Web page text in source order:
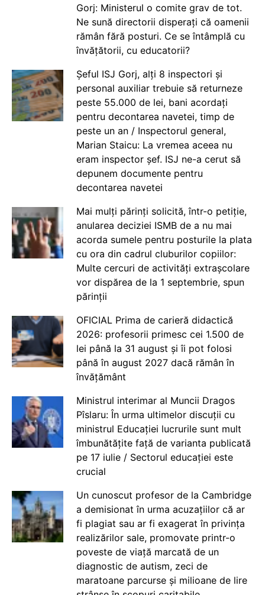
Gorj: Ministerul o comite grav de tot.
Ne sună directorii disperați că oamenii
rămân fără posturi. Ce se întâmplă cu
învățătorii, cu educatorii?
Șeful ISJ Gorj, alți 8 inspectori și
personal auxiliar trebuie să returneze
peste 55.000 de lei, bani acordați
pentru decontarea navetei, timp de
peste un an / Inspectorul general,
Marian Staicu: La vremea aceea nu
eram inspector șef. ISJ ne-a cerut să
depunem documente pentru
decontarea navetei
Mai mulți părinți solicită, într-o petiție,
anularea deciziei ISMB de a nu mai
acorda sumele pentru posturile la plata
cu ora din cadrul cluburilor copiilor:
Multe cercuri de activități extrașcolare
vor dispărea de la 1 septembrie, spun
părinții
OFICIAL Prima de carieră didactică
2026: profesorii primesc cei 1.500 de
lei până la 31 august și îi pot folosi
până în august 2027 dacă rămân în
învățământ
Ministrul interimar al Muncii Dragos
Pîslaru: În urma ultimelor discuții cu
ministrul Educației lucrurile sunt mult
îmbunătățite față de varianta publicată
pe 17 iulie / Sectorul educației este
crucial
Un cunoscut profesor de la Cambridge
a demisionat în urma acuzațiilor că ar
fi plagiat sau ar fi exagerat în privința
realizărilor sale, promovate printr-o
poveste de viață marcată de un
diagnostic de autism, zeci de
maratoane parcurse și milioane de lire